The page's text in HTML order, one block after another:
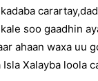
soo gaadhin
ahaan waxa uu
Isla Xalayba